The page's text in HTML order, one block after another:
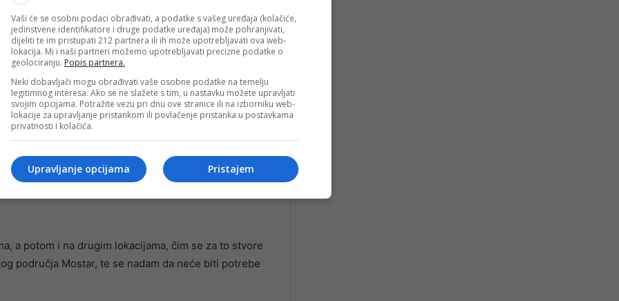
Grada Mostara naći još tri alternative lokacije za
nije samo problem sjevera, nego cijelog grada
komunalno preduzeće pripremi još tri alternativne
je.
grada, određena za dvije dodatne lokacije, a
Uborak, odnosno dijelu koji se koristi za kruti
a potom i na drugim lokacijama, čim se za to stvore
područja Mostar, te se nadam da neće biti potrebe
Vaši će se osobni podaci obrađivati, a podatke s vašeg uređaja (kolačiće,
jedinstvene identifikatore i druge podatke uređaja) može pohranjivati,
dijeliti te im pristupati 212 partnera ili ih može upotrebljavati ova web-
lokacija. Mi i naši partneri možemo upotrebljavati precizne podatke o
geolociranju. Popis partnera.
Neki dobavljači mogu obrađivati vaše osobne podatke na temelju
legitimnog interesa. Ako se ne slažete s tim, u nastavku možete upravljati
svojim opcijama. Potražite vezu pri dnu ove stranice ili na izborniku web-
lokacije za upravljanje pristankom ili povlačenje pristanka u postavkama
privatnosti i kolačića.
Pristajem
Upravljanje opcijama